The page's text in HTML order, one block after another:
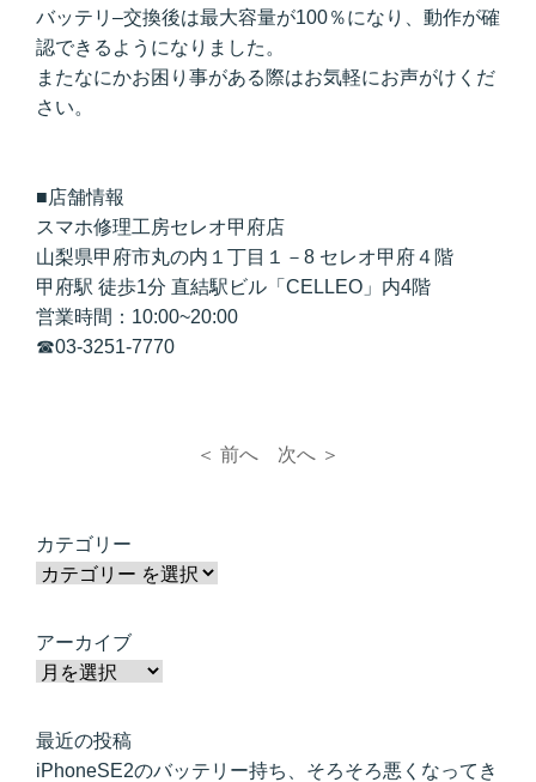
バッテリ–交換後は最大容量が100％になり、動作が確
認できるようになりました。
またなにかお困り事がある際はお気軽にお声がけくだ
さい。
■店舗情報
スマホ修理工房セレオ甲府店
山梨県甲府市丸の内１丁目１－8 セレオ甲府４階
甲府駅 徒歩1分 直結駅ビル「CELLEO」内4階
営業時間：10:00~20:00
☎03-3251-7770
＜ 前へ 次へ ＞
カテゴリー
アーカイブ
最近の投稿
iPhoneSE2のバッテリー持ち、そろそろ悪くなってき